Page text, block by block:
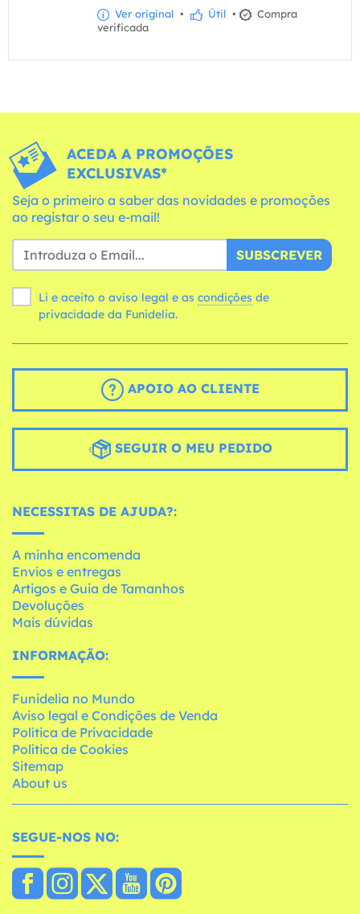
Ver original • Útil •
Compra
verificada
ACEDA A PROMOÇÕES
EXCLUSIVAS*
Seja o primeiro a saber das novidades e promoções
ao registar o seu e-mail!
SUBSCREVER
Li e aceito o aviso legal e as condições
privacidade da Funidelia.
APOIO AO CLIENTE
SEGUIR O MEU PEDIDO
NECESSITAS DE AJUDA?:
A minha encomenda
Envios e entregas
Artigos e Guia de Tamanhos
Devoluções
Mais dúvidas
INFORMAÇÃO:
Funidelia no Mundo
Aviso legal e Condições de Venda
Política de Privacidade
Política de Cookies
Sitemap
About us
SEGUE-NOS NO: